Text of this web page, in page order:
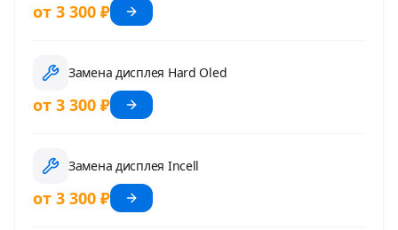
от 3 300 ₽
Замена дисплея Hard Oled
от 3 300 ₽
Замена дисплея Incell
от 3 300 ₽